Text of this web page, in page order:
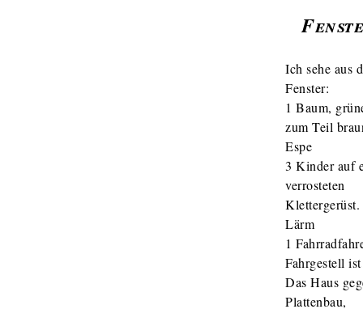
Ich sehe aus
Fenster:
1 Baum,
zum Teil
Espe
3 Kinder auf
verrosteten
Klettergerüst.
Lärm
1
Fahrgestell
Das Haus
Plattenbau,